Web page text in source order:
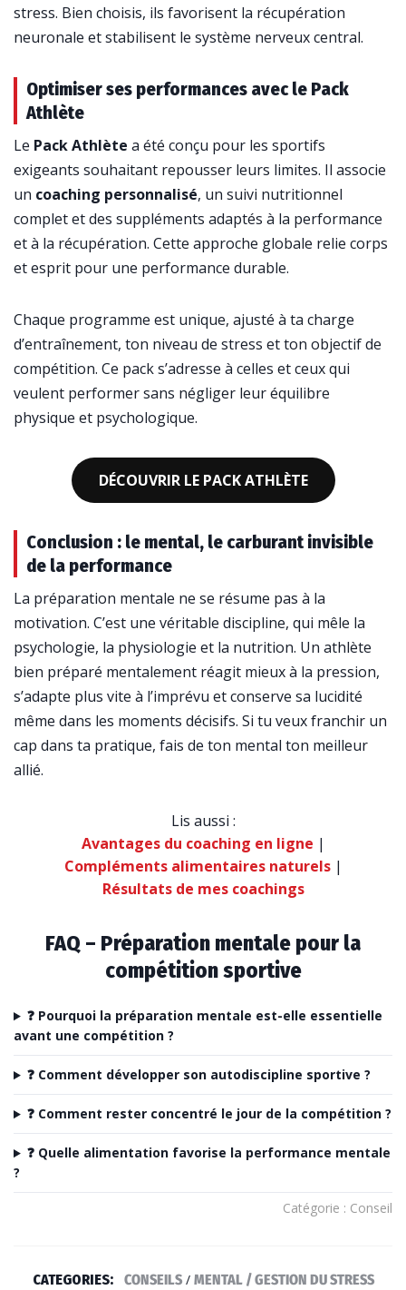
stress. Bien choisis, ils favorisent la récupération
neuronale et stabilisent le système nerveux central.
Optimiser ses performances avec le Pack
Athlète
Le Pack Athlète a été conçu pour les sportifs
exigeants souhaitant repousser leurs limites. Il associe
un coaching personnalisé, un suivi nutritionnel
complet et des suppléments adaptés à la performance
et à la récupération. Cette approche globale relie corps
et esprit pour une performance durable.
Chaque programme est unique, ajusté à ta charge
d’entraînement, ton niveau de stress et ton objectif de
compétition. Ce pack s’adresse à celles et ceux qui
veulent performer sans négliger leur équilibre
physique et psychologique.
DÉCOUVRIR LE PACK ATHLÈTE
Conclusion : le mental, le carburant invisible
de la performance
La préparation mentale ne se résume pas à la
motivation. C’est une véritable discipline, qui mêle la
psychologie, la physiologie et la nutrition. Un athlète
bien préparé mentalement réagit mieux à la pression,
s’adapte plus vite à l’imprévu et conserve sa lucidité
même dans les moments décisifs. Si tu veux franchir un
cap dans ta pratique, fais de ton mental ton meilleur
allié.
Lis aussi :
Avantages du coaching en ligne |
Compléments alimentaires naturels|
Résultats de mes coachings
FAQ – Préparation mentale pour la
compétition sportive
❓ Pourquoi la préparation mentale est-elle essentielle
avant une compétition ?
❓ Comment développer son autodiscipline sportive ?
❓ Comment rester concentré le jour de la compétition ?
❓ Quelle alimentation favorise la performance mentale
?
Catégorie : Conseil
CATEGORIES: CONSEILS/ MENTAL / GESTION DU STRESS